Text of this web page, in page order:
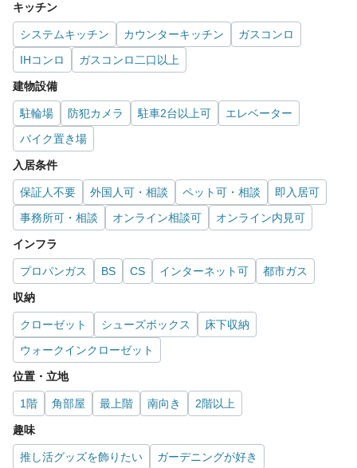
キッチン
システムキッチン カウンターキッチン
ガスコンロ
IHコンロ
ガスコンロ二口以上
建物設備
駐輪場 防犯カメラ 駐車2台以上可
エレベーター
バイク置き場
入居条件
保証人不要 外国人可・相談 ペット可・相談
即入居可
事務所可・相談
オンライン相談可 オンライン内見可
インフラ
プロパンガス BS CS インターネット可 都市ガス
収納
クローゼット シューズボックス
床下収納
ウォークインクローゼット
位置・立地
1階 角部屋 最上階 南向き 2階以上
趣味
推し活グッズを飾りたい
ガーデニングが好き